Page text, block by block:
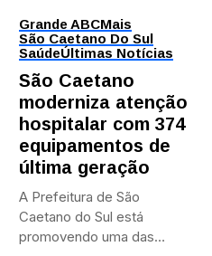
Grande ABCMais
São Caetano Do Sul
SaúdeÚltimas Notícias
São Caetano
moderniza atenção
hospitalar com 374
equipamentos de
última geração
A Prefeitura de São
Caetano do Sul está
promovendo uma das